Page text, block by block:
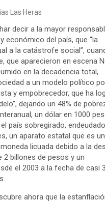
Las Heras
decir a la mayor
económico del país, que “la
a la catástrofe social”,
que aparecieron en escena
en la decadencia total,
a un modelo político
y empobrecedor, que ha
dejando un 48% de
un dólar en 1000
el país sobregirado,
un aparato estatal que es
licuada debido a la
2 billones de pesos y un
el 2003 a la fecha de casi
ahora que la